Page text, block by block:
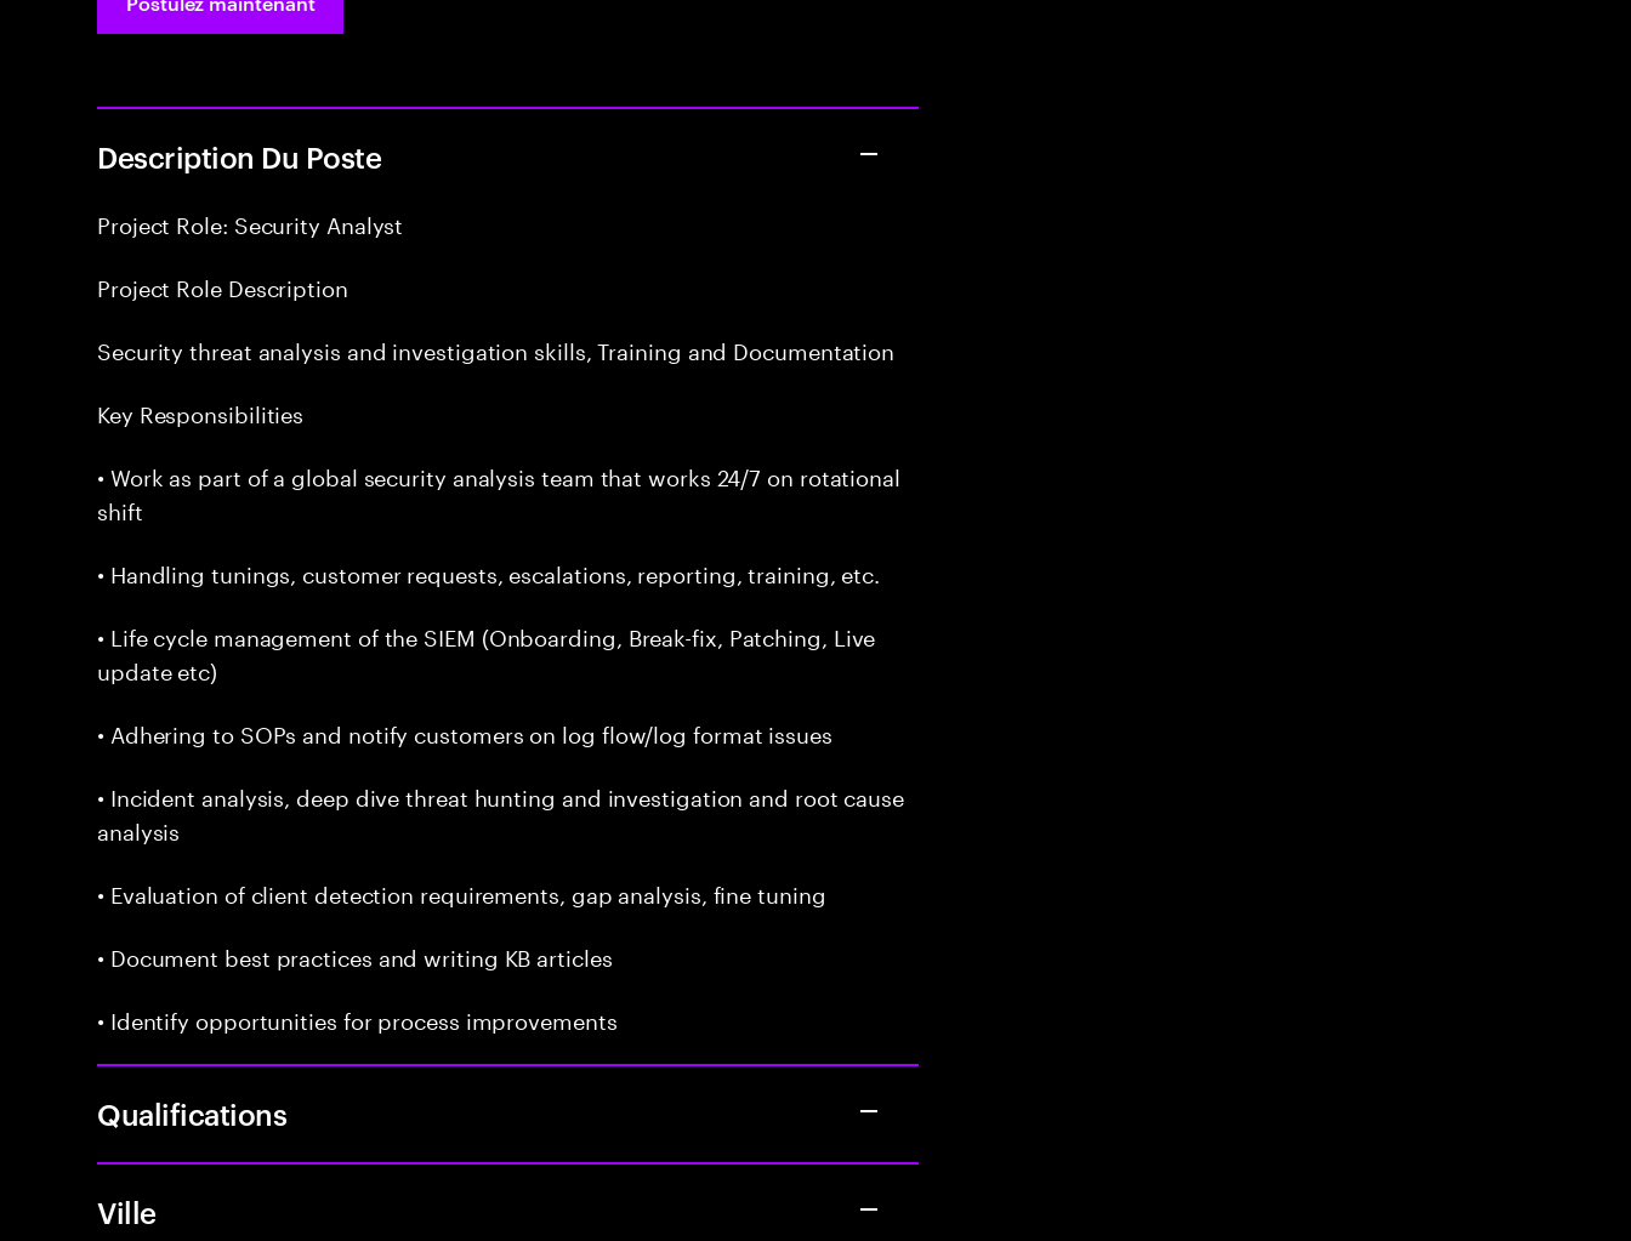
Description Du Poste
Project Role: Security Analyst
Project Role Description
Security threat analysis and investigation skills, Training and Documentation
Key Responsibilities
• Work as part of a global security analysis team that works 24/7 on rotational
shift
• Handling tunings, customer requests, escalations, reporting, training, etc.
• Life cycle management of the SIEM (Onboarding, Break-fix, Patching, Live
update etc)
• Adhering to SOPs and notify customers on log flow/log format issues
• Incident analysis, deep dive threat hunting and investigation and root cause
analysis
• Evaluation of client detection requirements, gap analysis, fine tuning
• Document best practices and writing KB articles
• Identify opportunities for process improvements
Qualifications
Ville